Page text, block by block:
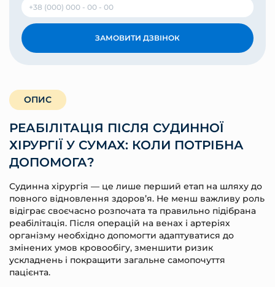
ЗАМОВИТИ ДЗВІНОК
ОПИС
РЕАБІЛІТАЦІЯ ПІСЛЯ СУДИННОЇ
ХІРУРГІЇ У СУМАХ: КОЛИ ПОТРІБНА
ДОПОМОГА?
Судинна хірургія — це лише перший етап на шляху до
повного відновлення здоров’я. Не менш важливу роль
відіграє своєчасно розпочата та правильно підібрана
реабілітація. Після операцій на венах і артеріях
організму необхідно допомогти адаптуватися до
змінених умов кровообігу, зменшити ризик
ускладнень і покращити загальне самопочуття
пацієнта.